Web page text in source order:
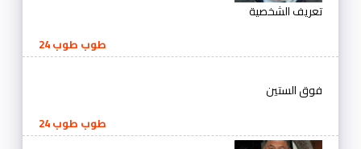
تعريف الشخصية
طوب طوب 24
فوق الستين
طوب طوب 24